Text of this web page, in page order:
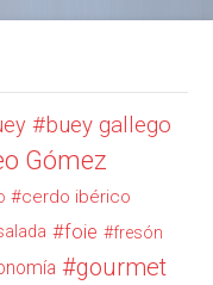
buey gallego
Gómez
cerdo ibérico
foie fresón
gourmet